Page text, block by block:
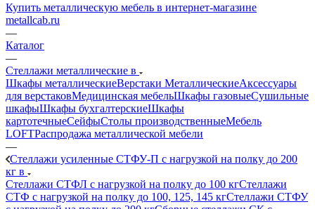
Купить металлическую мебель в интернет-магазине
metallcab.ru
—
Каталог
—
Стеллажи металлические в
Шкафы металлическиеВерстаки МеталлическиеАксессуары
для верстаковМедицинская мебельШкафы газовыеСушильные
шкафыШкафы бухгалтерскиеШкафы
картотечныеСейфыСтолы производственныеМебель
LOFTРаспродажа металлической мебели
—
Стеллажи усиленные СТФУ-П с нагрузкой на полку до 200
кг в
Стеллажи СТФЛ с нагрузкой на полку до 100 кгСтеллажи
СТФ с нагрузкой на полку до 100, 125, 145 кгСтеллажи СТФУ